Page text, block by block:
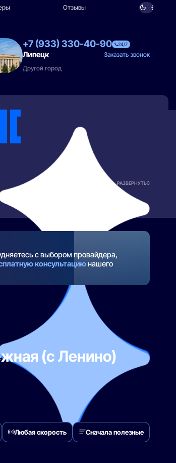
Отзывы
+7 (933) 330-40-90 24/7
Липецк
Заказать звонок
Другой город
РАЗВЕРНУТЬ
с выбором провайдера,
консультациюнашего
(с Ленино)
Любая скорость Сначала полезные